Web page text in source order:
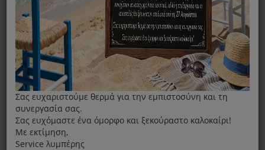
Σας ευχαριστούμε θερμά για την εμπιστοσύνη και τη
συνεργασία σας.
Σας ευχόμαστε ένα όμορφο και ξεκούραστο καλοκαίρι!
Με εκτίμηση,
Service λυμπέρης